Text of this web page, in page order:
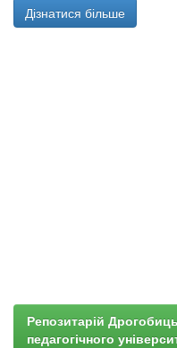
Дізнатися більше
Репозитарій
педагогічного